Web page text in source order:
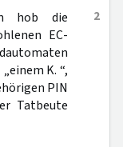
2
hob die
EC-
K. “,
PIN
Tatbeute